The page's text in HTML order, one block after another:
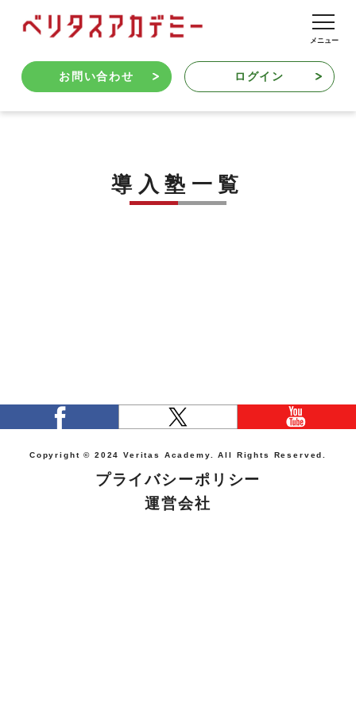
お問い合わせ ログイン
導入塾一覧
Copyright © 2024 Veritas Academy. All Rights Reserved.
プライバシーポリシー
運営会社